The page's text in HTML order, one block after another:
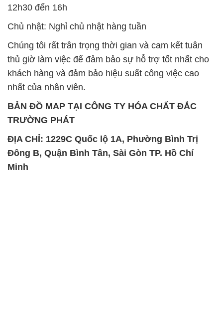
12h30 đến 16h
Chủ nhật: Nghỉ chủ nhật hàng tuần
Chúng tôi rất trân trọng thời gian và cam kết tuân
thủ giờ làm việc để đảm bảo sự hỗ trợ tốt nhất cho
khách hàng và đảm bảo hiệu suất công việc cao
nhất của nhân viên.
BẢN ĐỒ MAP TẠI CÔNG TY HÓA CHẤT ĐẮC
TRƯỜNG PHÁT
ĐỊA CHỈ: 1229C Quốc lộ 1A, Phường Bình Trị
Đông B, Quận Bình Tân, Sài Gòn TP. Hồ Chí
Minh